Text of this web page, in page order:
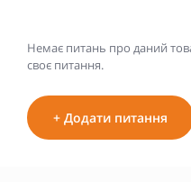
Немає питань про даний
своє питання.
+ Додати питання